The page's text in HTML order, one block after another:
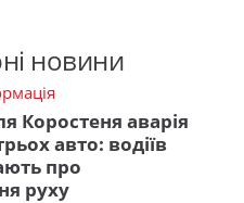
новини
Коростеня аварія
авто: водіїв
про
руху